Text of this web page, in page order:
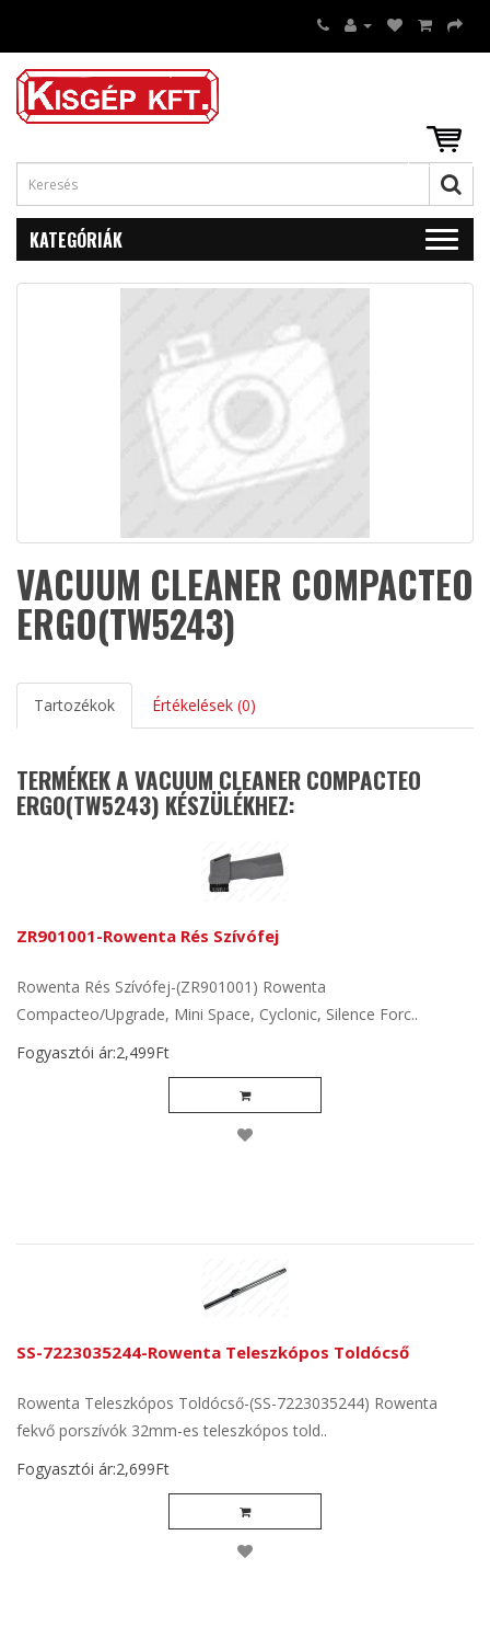
KATEGÓRIÁK
VACUUM CLEANER COMPACTEO
ERGO(TW5243)
Tartozékok Értékelések (0)
TERMÉKEK A VACUUM CLEANER COMPACTEO
ERGO(TW5243) KÉSZÜLÉKHEZ:
ZR901001-Rowenta Rés Szívófej
Rowenta Rés Szívófej-(ZR901001) Rowenta
Compacteo/Upgrade, Mini Space, Cyclonic, Silence Forc..
Fogyasztói ár:2,499Ft
SS-7223035244-Rowenta Teleszkópos Toldócső
Rowenta Teleszkópos Toldócső-(SS-7223035244) Rowenta
fekvő porszívók 32mm-es teleszkópos told..
Fogyasztói ár:2,699Ft